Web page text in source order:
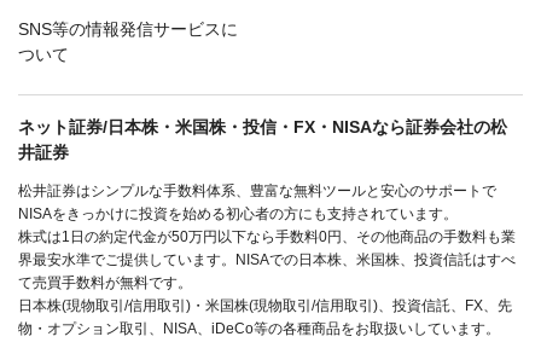
SNS等の情報発信サービスに
ついて
ネット証券/日本株・米国株・投信・FX・NISAなら証券会社の松
井証券
松井証券はシンプルな手数料体系、豊富な無料ツールと安心のサポートで
NISAをきっかけに投資を始める初心者の方にも支持されています。
株式は1日の約定代金が50万円以下なら手数料0円、その他商品の手数料も業
界最安水準でご提供しています。NISAでの日本株、米国株、投資信託はすべ
て売買手数料が無料です。
日本株(現物取引/信用取引)・米国株(現物取引/信用取引)、投資信託、FX、先
物・オプション取引、NISA、iDeCo等の各種商品をお取扱いしています。